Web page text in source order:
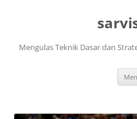
Mengulas Teknik Dasar dan